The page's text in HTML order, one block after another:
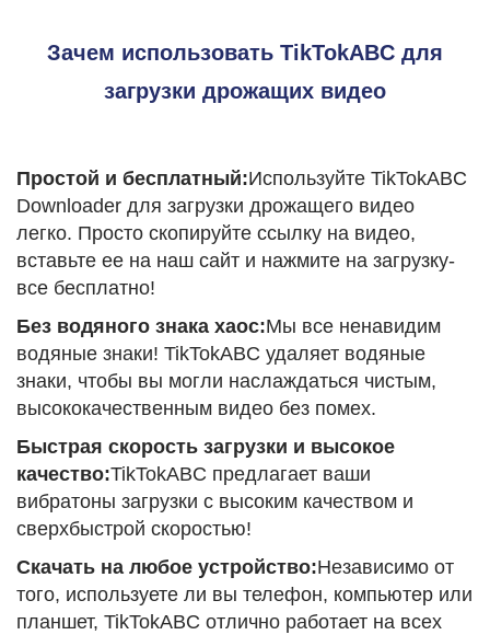
Зачем использовать TikTokABC для
загрузки дрожащих видео
Простой и бесплатный:Используйте TikTokABC
Downloader для загрузки дрожащего видео
легко. Просто скопируйте ссылку на видео,
вставьте ее на наш сайт и нажмите на загрузку-
все бесплатно!
Без водяного знака хаос:Мы все ненавидим
водяные знаки! TikTokABC удаляет водяные
знаки, чтобы вы могли наслаждаться чистым,
высококачественным видео без помех.
Быстрая скорость загрузки и высокое
качество:TikTokABC предлагает ваши
вибратоны загрузки с высоким качеством и
сверхбыстрой скоростью!
Скачать на любое устройство:Независимо от
того, используете ли вы телефон, компьютер или
планшет, TikTokABC отлично работает на всех